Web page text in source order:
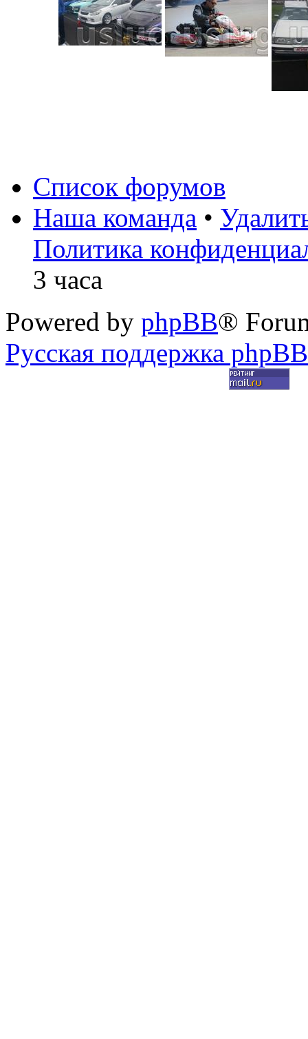
Список форумов
Наша команда •
Политика
3 часа
Powered by phpBB®
Русская поддержка phpBB